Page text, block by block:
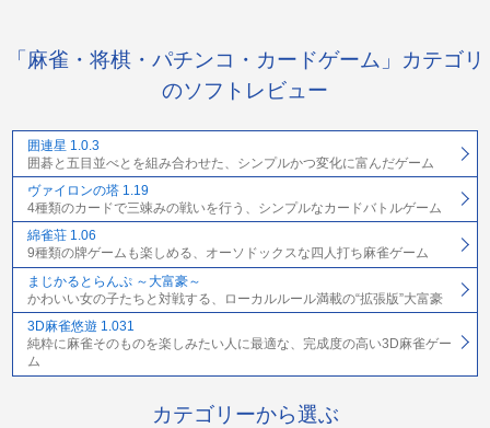
「麻雀・将棋・パチンコ・カードゲーム」カテゴリ
のソフトレビュー
囲連星 1.0.3
囲碁と五目並べとを組み合わせた、シンプルかつ変化に富んだゲーム
ヴァイロンの塔 1.19
4種類のカードで三竦みの戦いを行う、シンプルなカードバトルゲーム
綿雀荘 1.06
9種類の牌ゲームも楽しめる、オーソドックスな四人打ち麻雀ゲーム
まじかるとらんぷ ～大富豪～
かわいい女の子たちと対戦する、ローカルルール満載の“拡張版”大富豪
3D麻雀悠遊 1.031
純粋に麻雀そのものを楽しみたい人に最適な、完成度の高い3D麻雀ゲー
ム
カテゴリーから選ぶ